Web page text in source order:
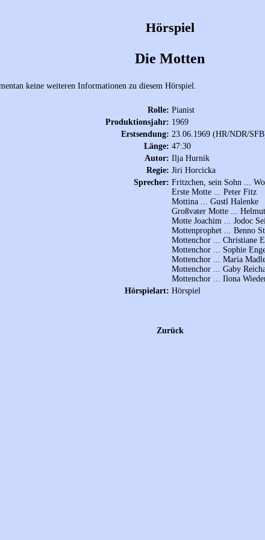
Hörspiel
Die Motten
keine weiteren Informationen zu diesem Hörspiel.
Rolle: Pianist
Produktionsjahr: 1969
Erstsendung: 23.06.1969 (HR/NDR/
Länge: 47:30
Autor: Ilja Hurnik
Regie: Jiri Horcicka
Sprecher: Fritzchen, sein Sohn ...
Erste Motte ... Peter Fitz
Mottina ... Gustl Halenke
Großvater Motte ...
Motte Joachim ... Jodoc
Mottenprophet ... Benno
Mottenchor ... Christiane
Mottenchor ... Sophie
Mottenchor ... Maria
Mottenchor ... Gaby
Mottenchor ... Ilona
Hörspielart: Hörspiel
Zurück